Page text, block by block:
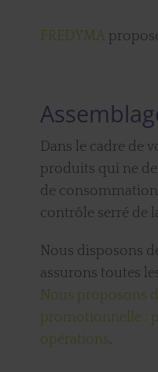
FREDYMA
Dans le cadre de
produits qui ne
de
contrôle serré de
Nous disposons
assurons toutes
Nous proposons
promotionnelle :
opérations.